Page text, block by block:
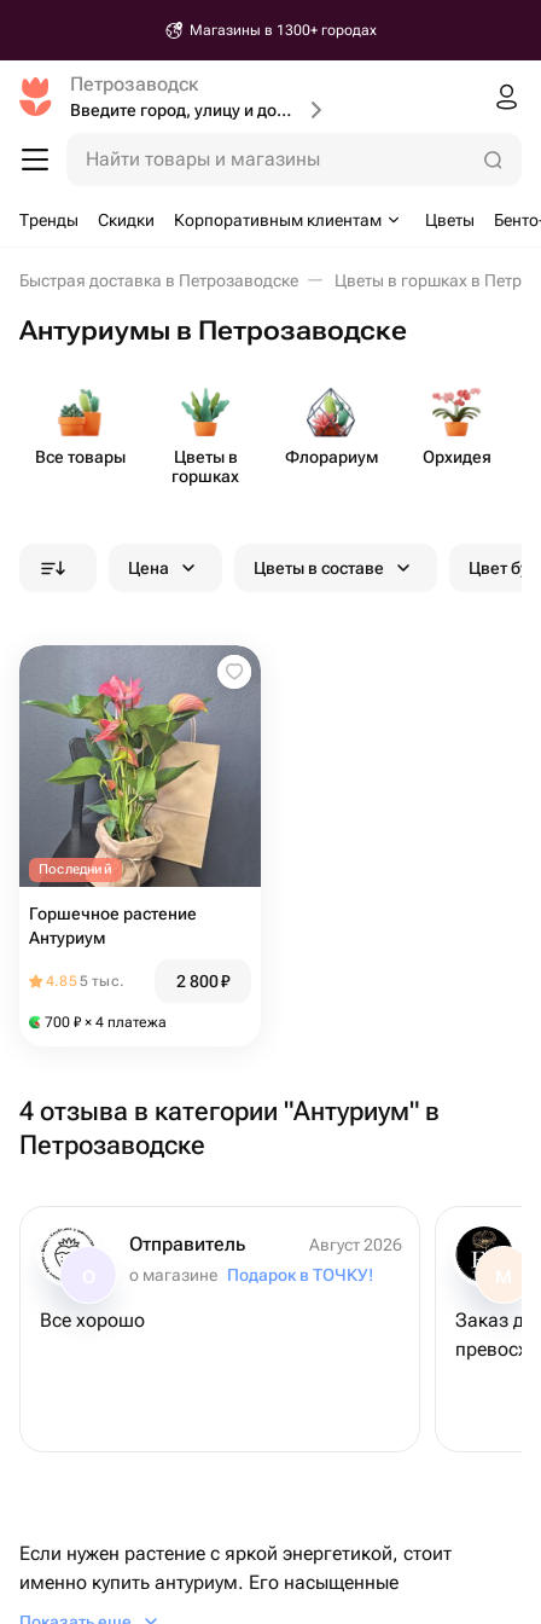
Магазины в 1300+ городах
Петрозаводск
Введите город, улицу и дом доставки
Найти товары и магазины
Тренды Скидки Корпоративным клиентам Цветы
Быстрая доставка в Петрозаводске Цветы в горшках в
Антуриумы в Петрозаводске
Все товары
Цветы в
горшках
Флорариум Орхидея
Цена Цветы в составе Цвет
Последний
Горшечное растение
Антуриум
4.855 тыс. 2 800₽
700 ₽ × 4 платежа
4 отзыва в категории "Антуриум" в
Петрозаводске
Отправитель
Август 2026
о магазине Подарок в ТОЧКУ!
Все хорошо
М
Заказ
Если нужен растение с яркой энергетикой, стоит
именно купить антуриум. Его насыщенные
покрывальца и глянцевидные листья сразу заметны на